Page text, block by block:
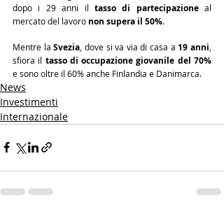
dopo i 29 anni il tasso di partecipazione al
mercato del lavoro non supera il 50%.
Mentre la Svezia , dove si va via di casa a 19 anni
sfiora il tasso di occupazione giovanile del 70%
e sono oltre il 60% anche Finlandia e Danimarca.
News
Investimenti
Internazionale